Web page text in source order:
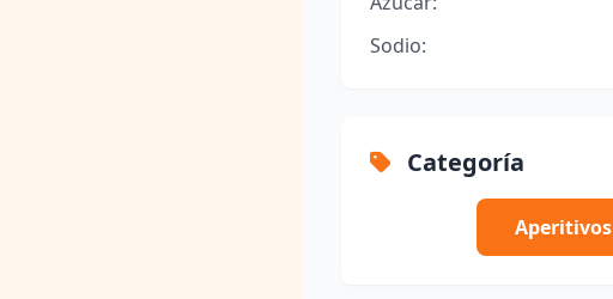
Sodio:
Categoría
Aperitivos